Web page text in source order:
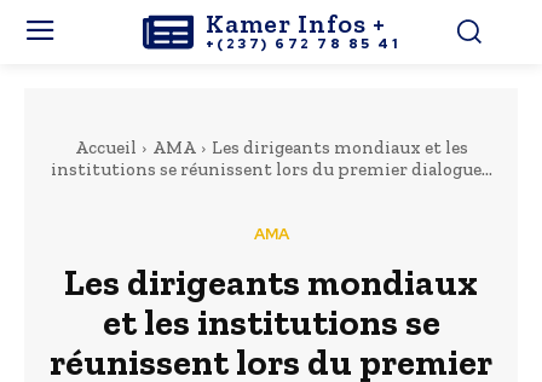
Kamer Infos +
+(237) 672 78 85 41
Accueil AMA
Les dirigeants mondiaux et les
institutions se réunissent lors du premier dialogue...
AMA
Les dirigeants mondiaux
et les institutions se
réunissent lors du premier